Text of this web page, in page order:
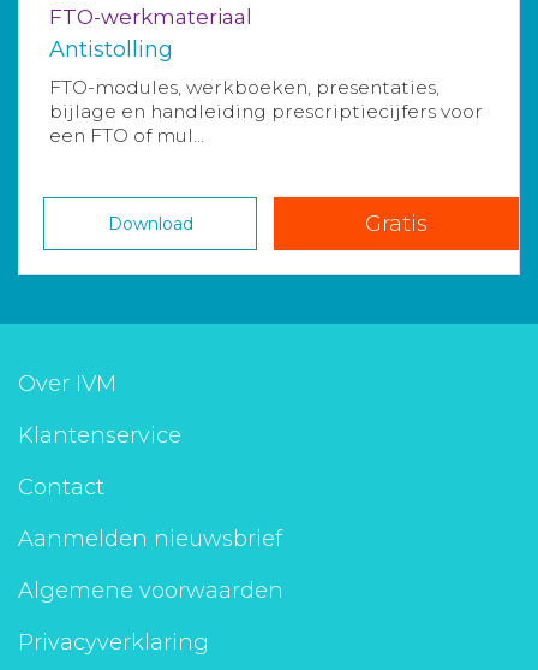
FTO-werkmateriaal
Antistolling
FTO-modules, werkboeken, presentaties,
bijlage en handleiding prescriptiecijfers voor
een FTO of mul...
Download Gratis
Over IVM
Klantenservice
Contact
Aanmelden nieuwsbrief
Algemene voorwaarden
Privacyverklaring